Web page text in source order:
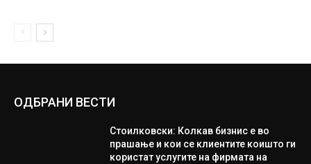
ОДБРАНИ ВЕСТИ
Стоилковски: Колкав бизнис е во
прашање и кои се клиентите коишто ги
користат услугите на фирмата на